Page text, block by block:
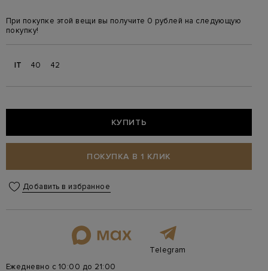
При покупке этой вещи вы получите 0 рублей на следующую
покупку!
IT 40 42
КУПИТЬ
ПОКУПКА В 1 КЛИК
Добавить в избранное
Telegram
Ежедневно с 10:00 до 21:00